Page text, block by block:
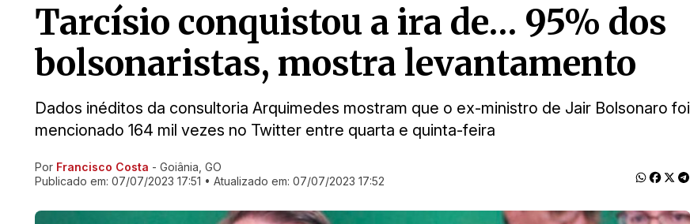
Tarcísio conquistou a ira de… 95% dos
bolsonaristas, mostra levantamento
Dados inéditos da consultoria Arquimedes mostram que o ex-ministro de Jair Bolsonaro foi
mencionado 164 mil vezes no Twitter entre quarta e quinta-feira
Ir direto pra matéria
Por Francisco Costa - Goiânia, GO
Publicado em: 07/07/2023 17:51 • Atualizado em: 07/07/2023 17:52